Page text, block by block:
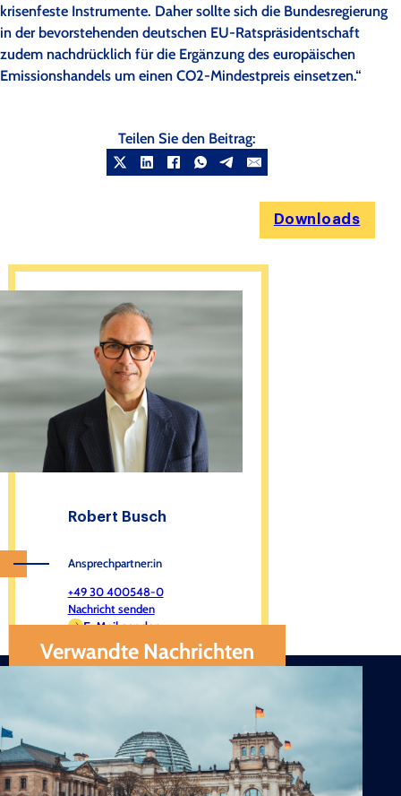
krisenfeste Instrumente. Daher sollte sich die Bundesregierung
in der bevorstehenden deutschen EU-Ratspräsidentschaft
zudem nachdrücklich für die Ergänzung des europäischen
Emissionshandels um einen CO2-Mindestpreis einsetzen.“
Teilen Sie den Beitrag:
Downloads
Robert Busch
Ansprechpartner:in
+49 30 400548-0
Nachricht senden
E-Mail senden
Verwandte Nachrichten